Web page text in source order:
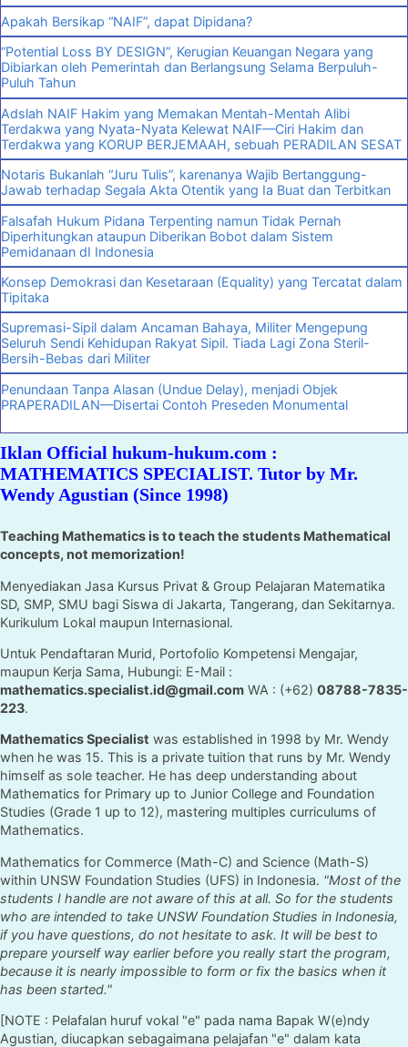
Apakah Bersikap “NAIF”, dapat Dipidana?
“Potential Loss BY DESIGN”, Kerugian Keuangan Negara yang
Dibiarkan oleh Pemerintah dan Berlangsung Selama Berpuluh-
Puluh Tahun
Adslah NAIF Hakim yang Memakan Mentah-Mentah Alibi
Terdakwa yang Nyata-Nyata Kelewat NAIF—Ciri Hakim dan
Terdakwa yang KORUP BERJEMAAH, sebuah PERADILAN SESAT
Notaris Bukanlah “Juru Tulis”, karenanya Wajib Bertanggung-
Jawab terhadap Segala Akta Otentik yang Ia Buat dan Terbitkan
Falsafah Hukum Pidana Terpenting namun Tidak Pernah
Diperhitungkan ataupun Diberikan Bobot dalam Sistem
Pemidanaan dI Indonesia
Konsep Demokrasi dan Kesetaraan (Equality) yang Tercatat dalam
Tipitaka
Supremasi-Sipil dalam Ancaman Bahaya, Militer Mengepung
Seluruh Sendi Kehidupan Rakyat Sipil. Tiada Lagi Zona Steril-
Bersih-Bebas dari Militer
Penundaan Tanpa Alasan (Undue Delay), menjadi Objek
PRAPERADILAN—Disertai Contoh Preseden Monumental
Iklan Official hukum-hukum.com :
MATHEMATICS SPECIALIST. Tutor by Mr.
Wendy Agustian (Since 1998)
Teaching Mathematics is to teach the students Mathematical
concepts, not memorization!
Menyediakan Jasa Kursus Privat & Group Pelajaran Matematika
SD, SMP, SMU bagi Siswa di Jakarta, Tangerang, dan Sekitarnya.
Kurikulum Lokal maupun Internasional.
Untuk Pendaftaran Murid, Portofolio Kompetensi Mengajar,
maupun Kerja Sama, Hubungi: E-Mail :
mathematics.specialist.id@gmail.com WA : (+62) 08788-7835-
223.
Mathematics Specialist was established in 1998 by Mr. Wendy
when he was 15. This is a private tuition that runs by Mr. Wendy
himself as sole teacher. He has deep understanding about
Mathematics for Primary up to Junior College and Foundation
Studies (Grade 1 up to 12), mastering multiples curriculums of
Mathematics.
Mathematics for Commerce (Math-C) and Science (Math-S)
within UNSW Foundation Studies (UFS) in Indonesia. "Most of the
students I handle are not aware of this at all. So for the students
who are intended to take UNSW Foundation Studies in Indonesia,
if you have questions, do not hesitate to ask. It will be best to
prepare yourself way earlier before you really start the program,
because it is nearly impossible to form or fix the basics when it
has been started."
[NOTE : Pelafalan huruf vokal "e" pada nama Bapak W(e)ndy
Agustian, diucapkan sebagaimana pelajafan "e" dalam kata